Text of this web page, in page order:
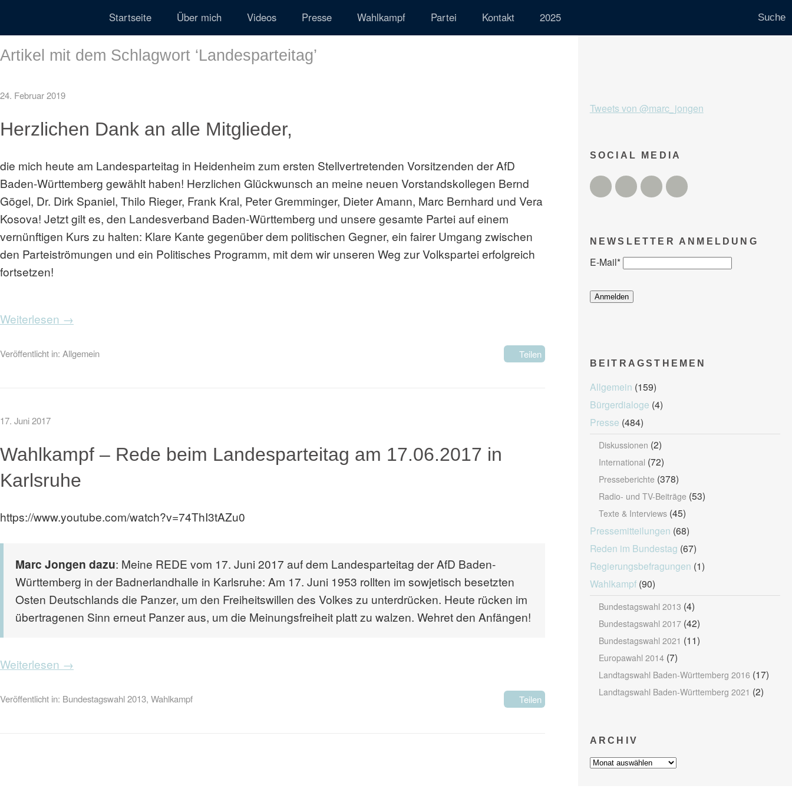
Startseite Über mich Videos Presse Wahlkampf Partei Kontakt 2025
Artikel mit dem Schlagwort ‘Landesparteitag’
24. Februar 2019
Herzlichen Dank an alle Mitglieder,
die mich heute am Landesparteitag in Heidenheim zum ersten Stellvertretenden Vorsitzenden der AfD
Baden-Württemberg gewählt haben! Herzlichen Glückwunsch an meine neuen Vorstandskollegen Bernd
Gögel, Dr. Dirk Spaniel, Thilo Rieger, Frank Kral, Peter Gremminger, Dieter Amann, Marc Bernhard und Vera
Kosova! Jetzt gilt es, den Landesverband Baden-Württemberg und unsere gesamte Partei auf einem
vernünftigen Kurs zu halten: Klare Kante gegenüber dem politischen Gegner, ein fairer Umgang zwischen
den Parteiströmungen und ein Politisches Programm, mit dem wir unseren Weg zur Volkspartei erfolgreich
fortsetzen!
Weiterlesen →
Veröffentlicht in: Allgemein Teilen
17. Juni 2017
Wahlkampf – Rede beim Landesparteitag am 17.06.2017 in
Karlsruhe
https://www.youtube.com/watch?v=74ThI3tAZu0
Marc Jongen dazu: Meine REDE vom 17. Juni 2017 auf dem Landesparteitag der AfD Baden-
Württemberg in der Badnerlandhalle in Karlsruhe: Am 17. Juni 1953 rollten im sowjetisch besetzten
Osten Deutschlands die Panzer, um den Freiheitswillen des Volkes zu unterdrücken. Heute rücken im
übertragenen Sinn erneut Panzer aus, um die Meinungsfreiheit platt zu walzen. Wehret den Anfängen!
Weiterlesen →
Veröffentlicht in: Bundestagswahl 2013, Wahlkampf Teilen
Tweets von @marc_jongen
SOCIAL MEDIA
TwitterFacebookInstagramYouTube
NEWSLETTER ANMELDUNG
E-Mail*
BEITRAGSTHEMEN
Allgemein (159)
Bürgerdialoge (4)
Presse (484)
Diskussionen (2)
International (72)
Presseberichte (378)
Radio- und TV-Beiträge (53)
Texte & Interviews(45)
Pressemitteilungen (68)
Reden im Bundestag (67)
Regierungsbefragungen (1)
Wahlkampf(90)
Bundestagswahl 2013 (4)
Bundestagswahl 2017(42)
Bundestagswahl 2021 (11)
Europawahl 2014(7)
Landtagswahl Baden-Württemberg 2016 (17)
Landtagswahl Baden-Württemberg 2021 (2)
ARCHIV
Archiv